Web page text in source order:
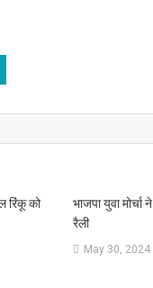
रिंकू को
भाजपा युवा
रैली
May 30, 2024